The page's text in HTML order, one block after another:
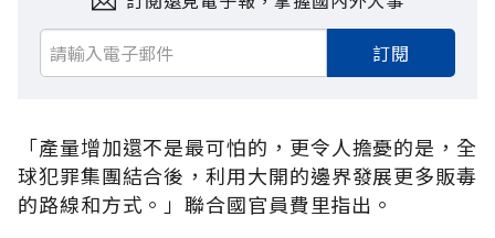
訂閱
「產量增加還不是最可怕的，更令人擔憂的是，全
球犯罪集團結合後，利用大開的邊界發展更多販毒
的路線和方式。」聯合國官員費里指出。